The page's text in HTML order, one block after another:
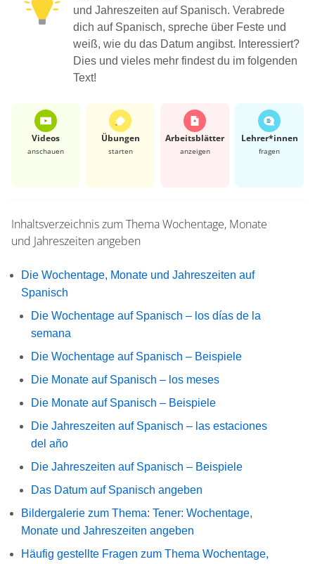
und Jahreszeiten auf Spanisch. Verabrede
dich auf Spanisch, spreche über Feste und
weiß, wie du das Datum angibst. Interessiert?
Dies und vieles mehr findest du im folgenden
Text!
Videos
anschauen
Übungen
starten
Arbeits­blätter
anzeigen
Lehrer*​innen
fragen
Inhaltsverzeichnis zum ThemaWochentage, Monate
und Jahreszeiten angeben
Die Wochentage, Monate und Jahreszeiten auf
Spanisch
Die Wochentage auf Spanisch – los días de la
semana
Die Wochentage auf Spanisch – Beispiele
Die Monate auf Spanisch – los meses
Die Monate auf Spanisch – Beispiele
Die Jahreszeiten auf Spanisch – las estaciones
del año
Die Jahreszeiten auf Spanisch – Beispiele
Das Datum auf Spanisch angeben
Bildergalerie zum Thema: Tener: Wochentage,
Monate und Jahreszeiten angeben
Häufig gestellte Fragen zum Thema Wochentage,